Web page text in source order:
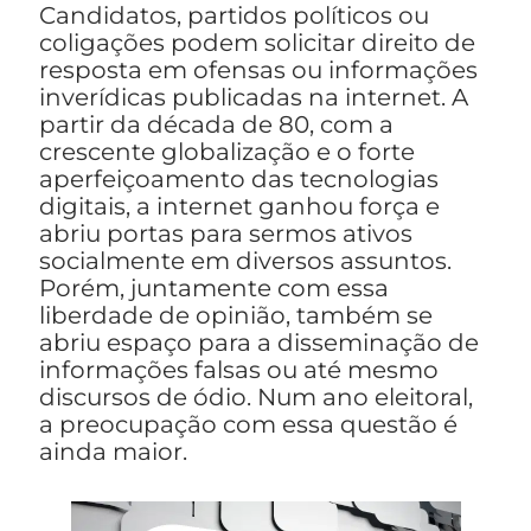
Candidatos, partidos políticos ou
coligações podem solicitar direito de
resposta em ofensas ou informações
inverídicas publicadas na internet. A
partir da década de 80, com a
crescente globalização e o forte
aperfeiçoamento das tecnologias
digitais, a internet ganhou força e
abriu portas para sermos ativos
socialmente em diversos assuntos.
Porém, juntamente com essa
liberdade de opinião, também se
abriu espaço para a disseminação de
informações falsas ou até mesmo
discursos de ódio. Num ano eleitoral,
a preocupação com essa questão é
ainda maior.